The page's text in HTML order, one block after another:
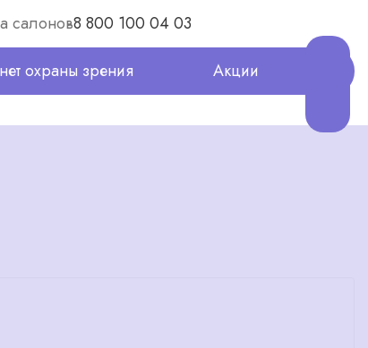
салонов8 800 100 04 03
охраны зрения Акции